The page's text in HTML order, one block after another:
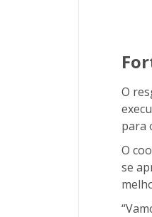
O
para
O
se